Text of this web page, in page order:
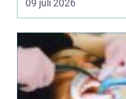
09 juli 2026